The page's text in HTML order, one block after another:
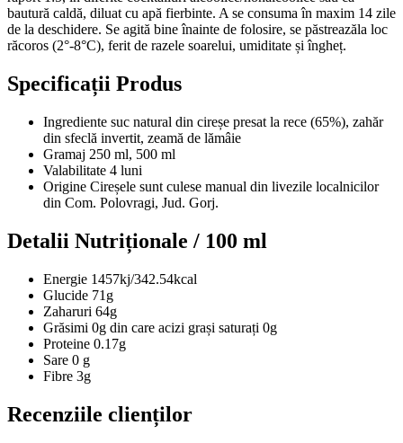
bautură caldă, diluat cu apă fierbinte. A se consuma în maxim 14 zile
de la deschidere. Se agită bine înainte de folosire, se păstreazăla loc
răcoros (2°-8°C), ferit de razele soarelui, umiditate și îngheț.
Specificații Produs
Ingrediente suc natural din cireșe presat la rece (65%), zahăr
din sfeclă invertit, zeamă de lămâie
Gramaj 250 ml, 500 ml
Valabilitate 4 luni
Origine Cireșele sunt culese manual din livezile localnicilor
din Com. Polovragi, Jud. Gorj.
Detalii Nutriționale / 100 ml
Energie 1457kj/342.54kcal
Glucide 71g
Zaharuri 64g
Grăsimi 0g din care acizi grași saturați 0g
Proteine 0.17g
Sare 0 g
Fibre 3g
Recenziile clienților